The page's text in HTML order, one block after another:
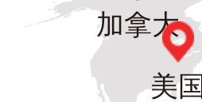
加拿大
美国